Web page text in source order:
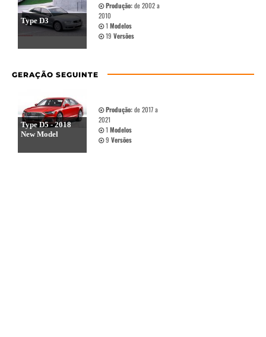
Type D3
Produção:de 2002 a
2010
1 Modelos
19 Versões
GERAÇÃO SEGUINTE
Type D5 - 2018
New Model
Produção:de 2017 a
2021
1 Modelos
9 Versões